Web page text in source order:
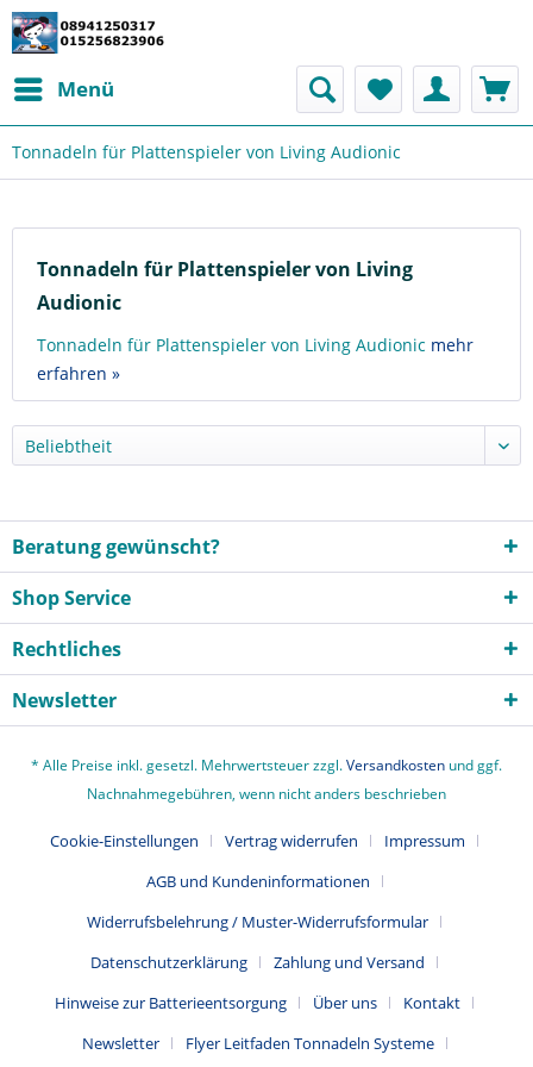
Menü
Tonnadeln für Plattenspieler von Living Audionic
Tonnadeln für Plattenspieler von Living
Audionic
Tonnadeln für Plattenspieler von Living Audionic mehr
erfahren »
Beratung gewünscht?
Shop Service
Rechtliches
Newsletter
* Alle Preise inkl. gesetzl. Mehrwertsteuer zzgl.Versandkosten und ggf.
Nachnahmegebühren, wenn nicht anders beschrieben
Cookie-Einstellungen Vertrag widerrufen
Impressum
AGB und Kundeninformationen
Widerrufsbelehrung / Muster-Widerrufsformular
Datenschutzerklärung
Zahlung und Versand
Hinweise zur Batterieentsorgung
Über uns
Kontakt
Newsletter
Flyer Leitfaden Tonnadeln Systeme